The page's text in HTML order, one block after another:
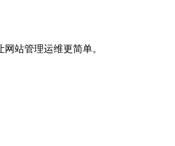
站管理运维更简单。